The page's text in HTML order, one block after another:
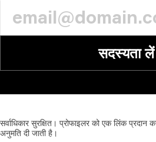
सदस्यता लें
सर्वाधिकार सुरक्षित। प्रोफाइलर को एक लिंक प्रदान
अनुमति दी जाती है।